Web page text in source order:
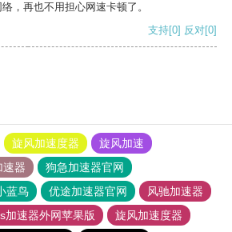
，再也不用担心网速卡顿了。
支持[0] 反对[0]
旋风加速度器
旋风加速
速器
狗急加速器官网
蓝鸟 优途加速器官网
风驰加速器
加速器外网苹果版
旋风加速度器